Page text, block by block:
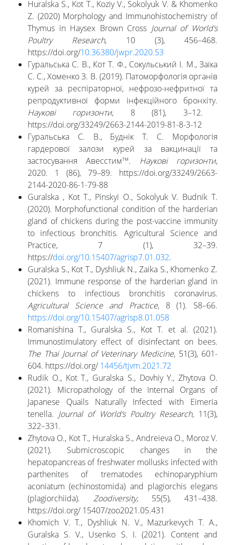
Huralska S., Kot T., Koziy V., Sokolyuk V. & Khomenko
Z. (2020) Morphology and Immunohistochemistry of
Thymus in Haysex Brown Cross Journal of World‘s
Poultry
Research, 10 (3), 456–468.
https://doi.org/10.36380/jwpr.2020.53
Гуральська С. В., Кот Т. Ф., Сокульський І. М., Заїка
С. С., Хоменко З. В. (2019). Патоморфологія органів
курей за респіраторної, нефрозо-нефритної та
репродуктивної форми інфекційного бронхіту.
Наукові горизонти, 8 (81), 3–12.
https://doi.org/33249/2663-2144-2019-81-8-3-12
Гуральська С. В., Буднік Т. С. Морфологія
гардерової залози курей за вакцинації та
застосування Авесстимтм. Наукові горизонти,
2020. 1 (86), 79–89. https://doi.org/33249/2663-
2144-2020-86-1-79-88
Guralska , Kot T., Pinskyi O., Sokolyuk V. Budnik T.
(2020). Morphofunctional condition of the harderian
gland of chickens during the post-vaccine immunity
to infectious bronchitis. Agricultural Science and
Practice, 7 (1), 32–39.
https://doi.org/10.15407/agrisp7.01.032.
Guralska S., Kot T., Dyshliuk N., Zaika S., Khomenko Z.
(2021). Immune response of the harderian gland in
chickens to infectious bronchitis coronavirus.
Agricultural Science and Practice, 8 (1). 58–66.
https://doi.org/10.15407/agrisp8.01.058
Romanishina T., Guralska S., Kot T. et al. (2021).
Immunostimulatory effect of disinfectant on bees.
The Thai Journal of Veterinary Medicine, 51(3), 601-
604. https://doi.org/ 14456/tjvm.2021.72
Rudik O., Kot T., Guralska S., Dovhiy Y., Zhytova O.
(2021). Micropathology of the Internal Organs of
Japanese Quails Naturally Infected with Eimeria
tenella. Journal of World‘s Poultry Research, 11(3),
322–331.
Zhytova O., Kot T., Huralska S., Andreieva O., Moroz V.
(2021). Submicroscopic changes in the
hepatopancreas of freshwater mollusks infected with
parthenites of trematodes echinoparyphium
aconiatum (echinostomida) and plagiorchis elegans
(plagiorchiida). Zoodiversity, 55(5), 431–438.
https://doi.org/ 15407/zoo2021.05.431
Khomich V. Т., Dyshliuk N. V., Mazurkevych T. A.,
Guralskа S. V., Usenko S. І. (2021). Content and